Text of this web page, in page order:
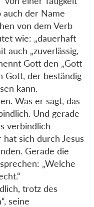
auch der Name
von dem Verb
auch „zuverlässig,
Gott den „Gott
Gott, der beständig
kann.
Was er sagt, das
Und gerade
verbindlich
sich durch Jesus
Gerade die
„Welche
trotz des
seine